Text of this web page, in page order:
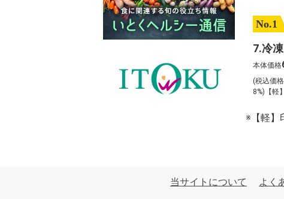
No.1
本体価格
(税込価格
8%)【軽】
※【軽】
当サイトについて よく